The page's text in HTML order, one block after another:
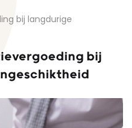
bij langdurige
bij